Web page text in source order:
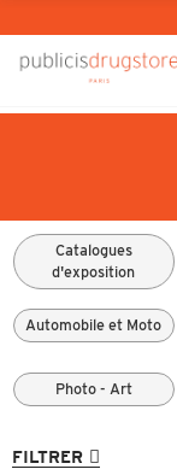
Catalogues
d'exposition
Automobile et Moto
Photo - Art
FILTRER